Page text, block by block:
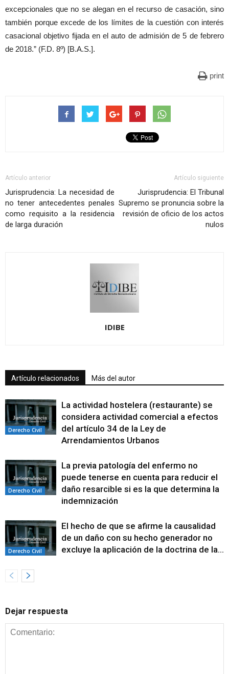
excepcionales que no se alegan en el recurso de casación, sino
también porque excede de los límites de la cuestión con interés
casacional objetivo fijada en el auto de admisión de 5 de febrero
de 2018.” (F.D. 8º) [B.A.S.].
print
Artículo anterior
Jurisprudencia: La necesidad de
no tener antecedentes penales
como requisito a la residencia
de larga duración
Artículo siguiente
Jurisprudencia: El Tribunal
Supremo se pronuncia sobre la
revisión de oficio de los actos
nulos
IDIBE
Artículo relacionados Más del autor
Derecho Civil
La actividad hostelera (restaurante) se
considera actividad comercial a efectos
del artículo 34 de la Ley de
Arrendamientos Urbanos
Derecho Civil
La previa patología del enfermo no
puede tenerse en cuenta para reducir el
daño resarcible si es la que determina la
indemnización
Derecho Civil
El hecho de que se afirme la causalidad
de un daño con su hecho generador no
excluye la aplicación de la doctrina de la...
Dejar respuesta